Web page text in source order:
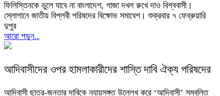
ফিলিস্তিনকে ভুলে যাবে না বাংলাদেশ, গাজা দখল রুখে দাও বিশ্ববাসী।
স্লোগানে জাতীয় বিপ্লবী পরিষদের বিক্ষোভ সমাবেশ। শুক্রবার ৭ ফেব্রুয়ারি
দুপুর
আরো পড়ুন..
আদিবাসীদের ওপর হামলাকারীদের শাস্তি দাবি ঐক্য পরিষদের
আদিবাসী ছাত্র-জনতার দাবিকে ন্যায়সঙ্গত উল্লেখ করে ‘আদিবাসী’ সম্বলিত